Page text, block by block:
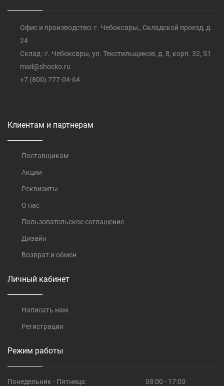
Офис и производство: г. Чебоксары,, Складской проезд, д.
24
Склад : г. Чебоксары, ул. Текстильщиков, д. 8, корп. 32, S1
mail@shocko.ru
+7 (800) 777-04-64
Клиентам и партнерам
Поставщикам
Акции
Реквизиты
О нас
Пользовательское соглашение
Дизайн
Возврат и обмен
Личный кабинет
Написать нам
Регистрация
Режим работы
Понедельник - Пятница: 08:00 - 17:00